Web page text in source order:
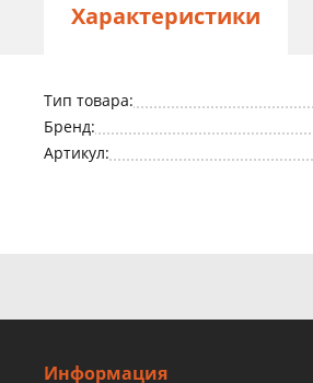
Характеристики
Тип товара:
Бренд:
Артикул:
Информация